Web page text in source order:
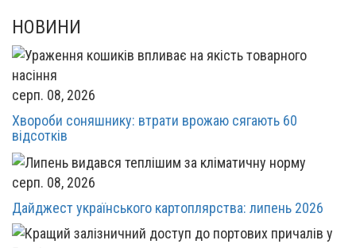
НОВИНИ
серп. 08, 2026
Хвороби соняшнику: втрати врожаю сягають 60
відсотків
серп. 08, 2026
Дайджест українського картоплярства: липень 2026